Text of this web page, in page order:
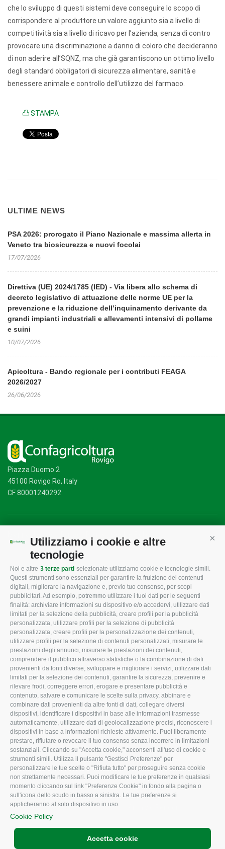
Utilizziamo i cookie e altre
tecnologie
Noi e altre 3 terze parti selezionate utilizziamo cookie e tecnologie simili.
Questi strumenti sono essenziali per garantire la fruizione dei contenuti
digitali, migliorare la navigazione e, previo tuo consenso, per scopi
pubblicitari. Ad esempio, potremmo utilizzare i tuoi dati per le seguenti
finalità: archiviare informazioni su dispositivo e/o accedervi, utilizzare dati
limitati per la selezione della pubblicità, creare profili per la pubblicità
personalizzata, utilizzare profili per la selezione di pubblicità
personalizzata, creare profili per la personalizzazione dei contenuti,
utilizzare profili per la selezione di contenuti personalizzati, misurare le
prestazioni degli annunci, misurare le prestazioni dei contenuti,
comprendere il pubblico attraverso statistiche o la combinazione di dati
provenienti da fonti diverse, sviluppare e migliorare i servizi, utilizzare dati
limitati per la selezione dei contenuti, garantire la sicurezza, prevenire e
rilevare frodi, correggere errori, erogare e presentare pubblicità e
contenuto, salvare e comunicare le scelte sulla privacy, abbinare e
combinare dati provenienti da altre fonti di dati, collegare diversi
dispositivi, identificare i dispositivi in base alle informazioni trasmesse
automaticamente, utilizzare dati di geolocalizzazione precisi, riconoscere i
dispositivi in base a informazioni richieste attivamente. Puoi liberamente
prestare, rifiutare o revocare il tuo consenso senza incorrere in limitazioni
sostanziali. Cliccando su "Accetta cookie," acconsenti all'uso di cookie e
strumenti simili. Utilizza il pulsante "Gestisci Preferenze" per
personalizzare le tue scelte o "Rifiuta tutto" per proseguire senza cookie
non strettamente necessari. Puoi modificare le tue preferenze in qualsiasi
momento cliccando sul link "Preferenze Cookie" in fondo alla pagina o
sull'icona dello scudo in basso a sinistra. Le tue preferenze si
applicheranno al solo dispositivo in uso.
Cookie Policy
Accetta cookie
che lo sviluppo di questi sistemi deve conseguire lo scopo di
corrispondere al produttore un valore aggiunto sia a livello di
competitività sia a livello di ricavo per l’azienda, senza di contro
provocare una discriminazione a danno di coloro che decideranno
di non aderire all’SQNZ, ma che già garantiscono un ottimo livello
degli standard obbligatori di sicurezza alimentare, sanità e
benessere animale e controllo dell’utilizzo del farmaco.
STAMPA
ULTIME NEWS
PSA 2026: prorogato il Piano Nazionale e massima allerta in
Veneto tra biosicurezza e nuovi focolai
17/07/2026
Direttiva (UE) 2024/1785 (IED) - Via libera allo schema di
decreto legislativo di attuazione delle norme UE per la
prevenzione e la riduzione dell’inquinamento derivante da
grandi impianti industriali e allevamenti intensivi di pollame
e suini
10/07/2026
Apicoltura - Bando regionale per i contributi FEAGA
2026/2027
26/06/2026
Piazza Duomo 2
45100 Rovigo Ro, Italy
CF 80001240292
CONFAGRICOLTURA
ROVIGO
L'Associazione
Missione e Progetto
Organigramma aziendale
I Nostri Servizi
Uffici della Sede
provinciale
Le Sedi di Zona
Agricoltori S.r.l.
Whistleblowing
Confagricoltura Rovigo e
Agricoltori srl
CONFAGRICOLTURA
INFORMA
Tecnico
Fiscale
Lavoro
Ambiente
Associazione
CONFAGRICOLTURA
ATTIVA
Notizie in evidenza
Eventi
Comunicati Stampa
Video
Iscrizione Newsletter
Newsletter